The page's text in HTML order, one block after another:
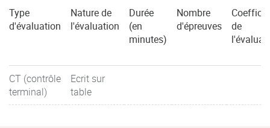
Type
d'évaluation
Nature de
l'évaluation
Durée
(en
minutes)
Nombre
d'épreuves
de
CT (contrôle
terminal)
Ecrit sur
table